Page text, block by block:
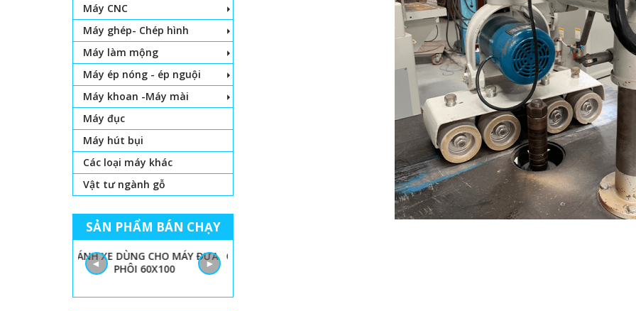
Máy CNC
Máy ghép- Chép hình
Máy làm mộng
Máy ép nóng - ép nguội
Máy khoan -Máy mài
Máy đục
Máy hút bụi
Các loại máy khác
Vật tư ngành gỗ
SẢN PHẨM BÁN CHẠY
BÁNH XE DÙNG CHO MÁY ĐƯA
PHÔI 60X100
◄ ►